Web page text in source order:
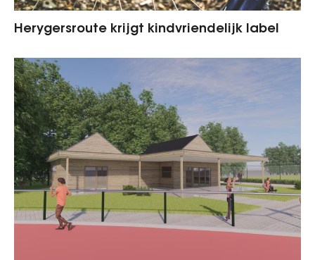
Herygersroute krijgt kindvriendelijk label